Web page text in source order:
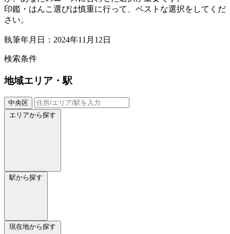
印鑑・はんこ選びは慎重に行って、ベストな選択をしてくだ
さい。
執筆年月日：2024年11月12日
検索条件
地域エリア・駅
中央区
エリアから探す
駅から探す
現在地から探す